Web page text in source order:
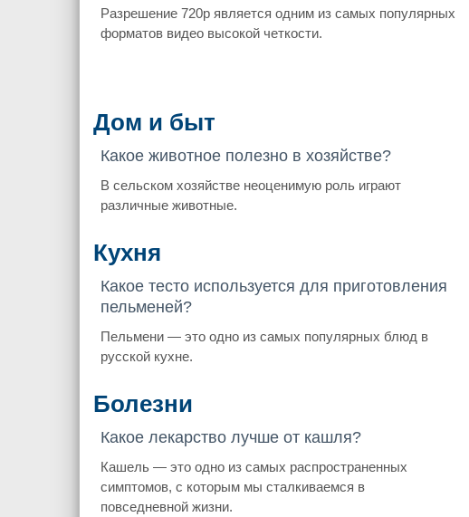
Разрешение 720p является одним из самых популярных
форматов видео высокой четкости.
Дом и быт
Какое животное полезно в хозяйстве?
В сельском хозяйстве неоценимую роль играют
различные животные.
Кухня
Какое тесто используется для приготовления
пельменей?
Пельмени — это одно из самых популярных блюд в
русской кухне.
Болезни
Какое лекарство лучше от кашля?
Кашель — это одно из самых распространенных
симптомов, с которым мы сталкиваемся в
повседневной жизни.